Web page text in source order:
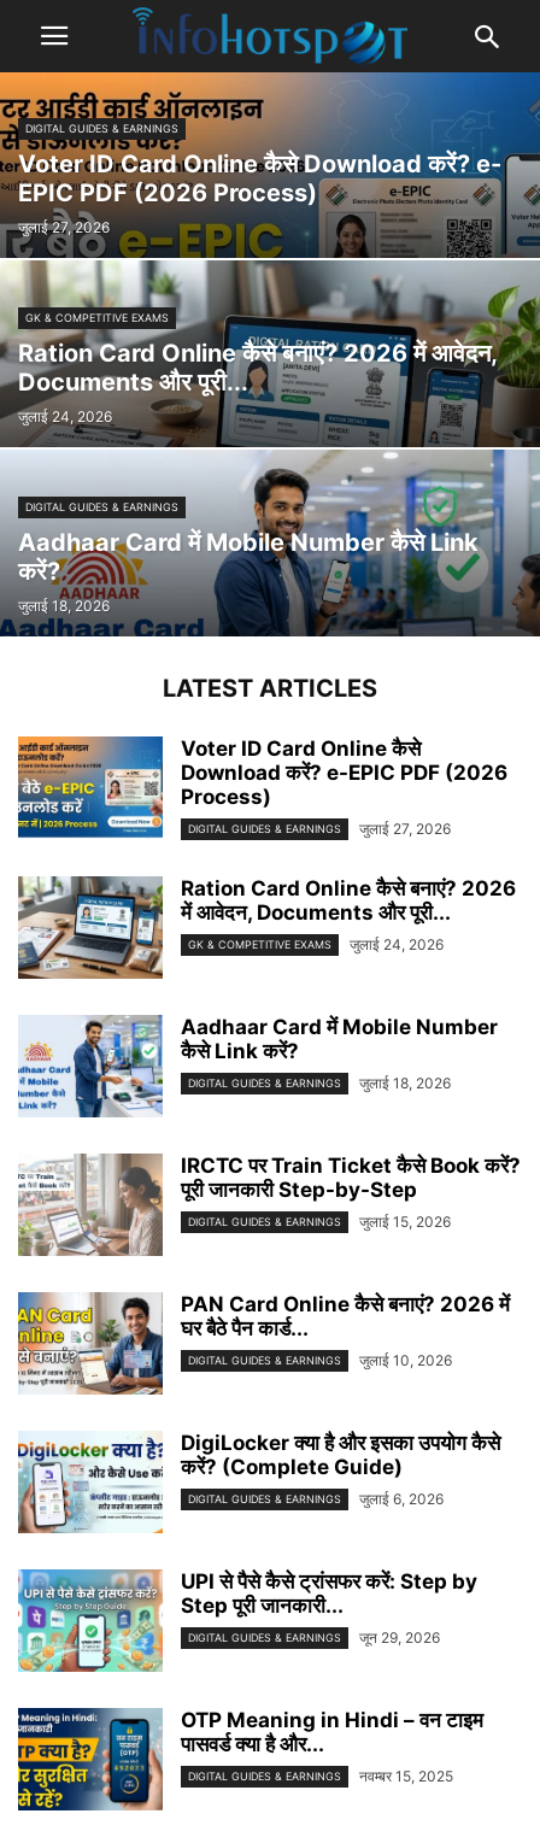
DIGITAL GUIDES & EARNINGS
Voter ID Card Online कैसे Download करें? e-
EPIC PDF (2026 Process)
जुलाई 27, 2026
GK & COMPETITIVE EXAMS
Ration Card Online कैसे बनाएं? 2026 में आवेदन,
Documents और पूरी...
जुलाई 24, 2026
DIGITAL GUIDES & EARNINGS
Aadhaar Card में Mobile Number कैसे Link
करें?
जुलाई 18, 2026
LATEST ARTICLES
Voter ID Card Online कैसे
Download करें? e-EPIC PDF (2026
Process)
DIGITAL GUIDES & EARNINGS जुलाई 27, 2026
Ration Card Online कैसे बनाएं? 2026
में आवेदन, Documents और पूरी...
GK & COMPETITIVE EXAMS जुलाई 24, 2026
Aadhaar Card में Mobile Number
कैसे Link करें?
DIGITAL GUIDES & EARNINGS जुलाई 18, 2026
IRCTC पर Train Ticket कैसे Book करें?
पूरी जानकारी Step-by-Step
DIGITAL GUIDES & EARNINGS जुलाई 15, 2026
PAN Card Online कैसे बनाएं? 2026 में
घर बैठे पैन कार्ड...
DIGITAL GUIDES & EARNINGS जुलाई 10, 2026
DigiLocker क्या है और इसका उपयोग कैसे
करें? (Complete Guide)
DIGITAL GUIDES & EARNINGS जुलाई 6, 2026
UPI से पैसे कैसे ट्रांसफर करें: Step by
Step पूरी जानकारी...
DIGITAL GUIDES & EARNINGS जून 29, 2026
OTP Meaning in Hindi – वन टाइम
पासवर्ड क्या है और...
DIGITAL GUIDES & EARNINGS नवम्बर 15, 2025